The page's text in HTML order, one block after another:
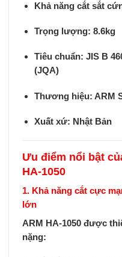
Khả năng cắt sắt
Trọng lượng: 8.6kg
Tiêu chuẩn: JIS B
(JQA)
Thương hiệu: ARM
Xuất xứ: Nhật Bản
Ưu điểm nổi bật
HA-1050
1. Khả năng cắt cực
lớn
ARM HA-1050 được
nặng: